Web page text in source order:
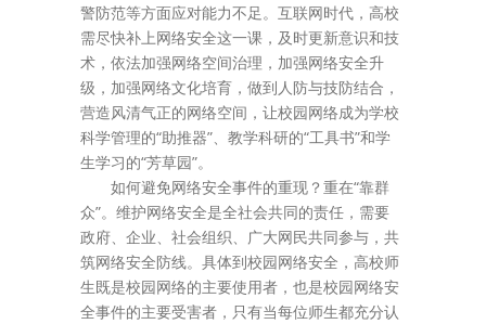
警防范等方面应对能力不足。互联网时代，高校
需尽快补上网络安全这一课，及时更新意识和技
术，依法加强网络空间治理，加强网络安全升
级，加强网络文化培育，做到人防与技防结合，
营造风清气正的网络空间，让校园网络成为学校
科学管理的“助推器”、教学科研的“工具书”和学
生学习的“芳草园”。
如何避免网络安全事件的重现？重在“靠群
众”。维护网络安全是全社会共同的责任，需要
政府、企业、社会组织、广大网民共同参与，共
筑网络安全防线。具体到校园网络安全，高校师
生既是校园网络的主要使用者，也是校园网络安
全事件的主要受害者，只有当每位师生都充分认